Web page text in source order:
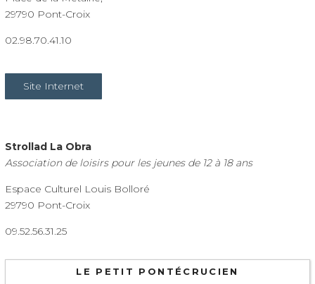
29790 Pont-Croix
02.98.70.41.10
Site Internet
Strollad La Obra
Association de loisirs pour les jeunes de 12 à 18 ans
Espace Culturel Louis Bolloré
29790 Pont-Croix
09.52.56.31.25
LE PETIT PONTÉCRUCIEN